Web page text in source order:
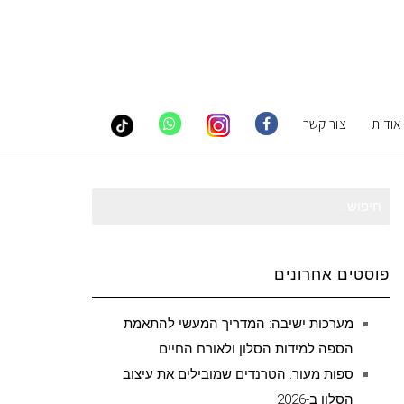
אודות צור קשר
פוסטים אחרונים
מערכות ישיבה: המדריך המעשי להתאמת
הספה למידות הסלון ולאורח החיים
ספות מעור: הטרנדים שמובילים את עיצוב
הסלון ב-2026